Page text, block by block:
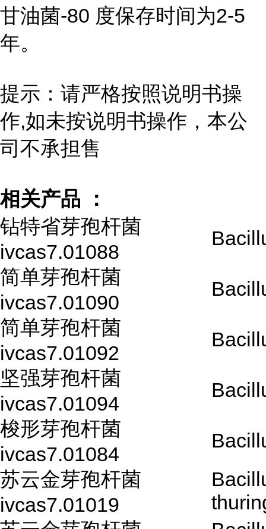
甘油菌-80 度保存时间为2-5
年。
提示：请严格按照说明书操
作,如未按说明书操作，本公
司不承担售
相关产品 ：
钻特省芽孢杆菌
ivcas7.01088
简单芽孢杆菌
ivcas7.01090
简单芽孢杆菌
ivcas7.01092
坚强芽孢杆菌
ivcas7.01094
梭形芽孢杆菌
ivcas7.01084
苏云金芽孢杆菌
ivcas7.01019